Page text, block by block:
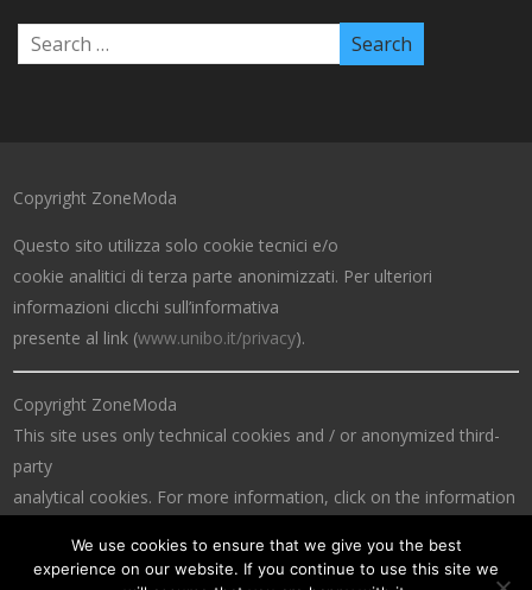
Copyright ZoneModa
Questo sito utilizza solo cookie tecnici e/o
cookie analitici di terza parte anonimizzati. Per ulteriori
informazioni clicchi sull’informativa
presente al link (www.unibo.it/privacy).
Copyright ZoneModa
This site uses only technical cookies and / or anonymized third-
party
analytical cookies. For more information, click on the information
We use cookies to ensure that we give you the best
experience on our website. If you continue to use this site we